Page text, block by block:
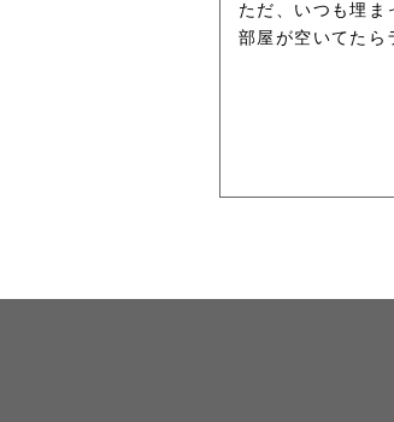
ただ、いつも埋
部屋が空いてた